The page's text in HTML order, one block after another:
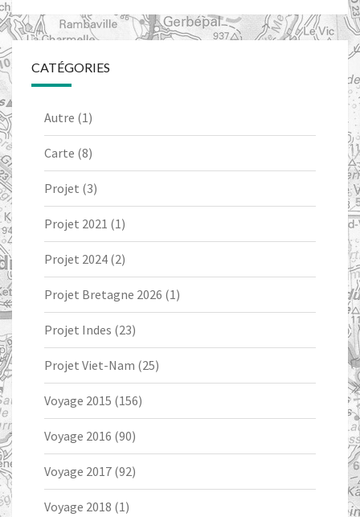
CATÉGORIES
Autre (1)
Carte (8)
Projet (3)
Projet 2021 (1)
Projet 2024 (2)
Projet Bretagne 2026 (1)
Projet Indes (23)
Projet Viet-Nam (25)
Voyage 2015 (156)
Voyage 2016 (90)
Voyage 2017 (92)
Voyage 2018 (1)